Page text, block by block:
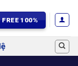
100%